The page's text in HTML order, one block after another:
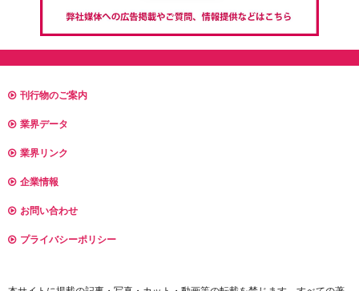
刊行物のご案内
業界データ
業界リンク
企業情報
お問い合わせ
プライバシーポリシー